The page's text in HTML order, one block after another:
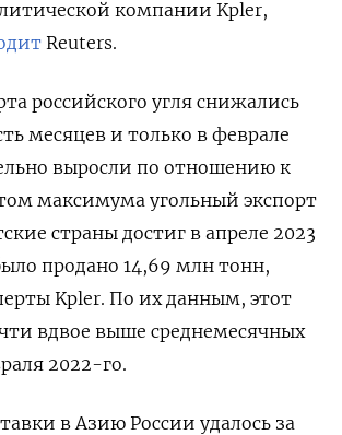
компании Kpler,
Reuters.
российского угля снижались
месяцев и только в феврале
выросли по отношению к
максимума угольный экспорт
страны достиг в апреле 2023
продано 14,69 млн тонн,
Kpler. По их данным, этот
вдвое выше среднемесячных
2022-го.
в Азию России удалось за